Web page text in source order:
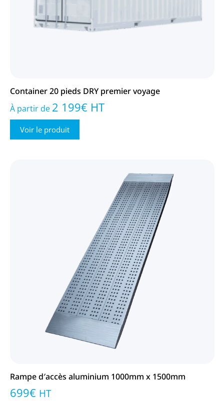
Container 20 pieds DRY premier voyage
À partir de 2 199€ HT
Voir le produit
Rampe d′accès aluminium 1000mm x 1500mm
699€ HT